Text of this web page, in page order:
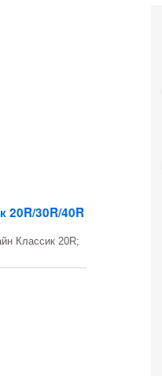
20R/30R/40R
Классик 20R;